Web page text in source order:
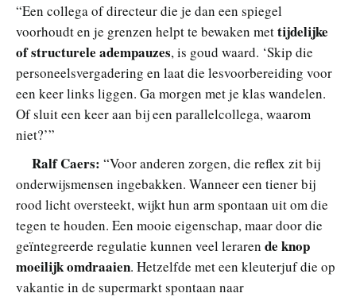
“Een collega of directeur die je dan een spiegel
voorhoudt en je grenzen helpt te bewaken mettijdelijke
of structurele adempauzes, is goud waard. ‘Skip die
personeelsvergadering en laat die lesvoorbereiding voor
een keer links liggen. Ga morgen met je klas wandelen.
Of sluit een keer aan bij een parallelcollega, waarom
niet?’”
Ralf Caers: “Voor anderen zorgen, die reflex zit bij
onderwijsmensen ingebakken. Wanneer een tiener bij
rood licht oversteekt, wijkt hun arm spontaan uit om die
tegen te houden. Een mooie eigenschap, maar door die
geïntegreerde regulatie kunnen veel leraren de knop
moeilijk omdraaien. Hetzelfde met een kleuterjuf die op
vakantie in de supermarkt spontaan naar